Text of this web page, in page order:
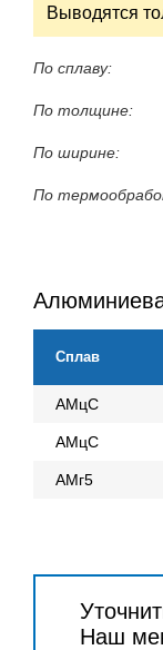
Выводятся
По сплаву:
По толщине:
По ширине:
По
Сплав
АМцС
АМцС
АМг5
Наш